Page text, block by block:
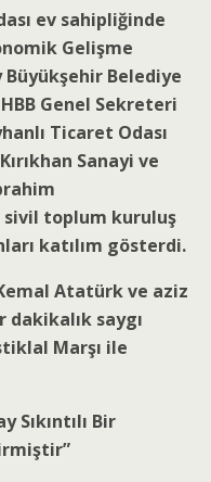
ev sahipliğinde
Gelişme
Büyükşehir Belediye
Genel Sekreteri
Ticaret Odası
Sanayi ve
sivil toplum kuruluş
katılım gösterdi.
Atatürk ve aziz
saygı
Marşı ile
Bir